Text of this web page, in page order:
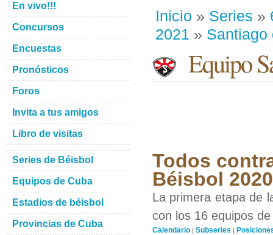
Inicio » Series »
2021 » Santiago
Equipo
Todos
Béisbol
La primera etapa de
con los 16 equipos
Calendario | Subseries |
En vivo!!!
Concursos
Encuestas
Pronósticos
Foros
Invita a tus amigos
Libro de visitas
Series de Béisbol
Equipos de Cuba
Estadios de béisbol
Provincias de Cuba